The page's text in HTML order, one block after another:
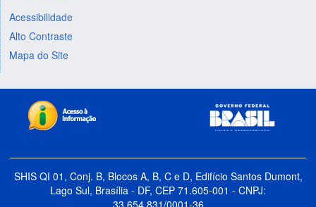
Acessibilidade
Alto Contraste
Mapa do Site
SHIS QI 01, Conj. B, Blocos A, B, C e D, Edifício Santos Dumont,
Lago Sul, Brasília - DF, CEP 71.605-001 - CNPJ: